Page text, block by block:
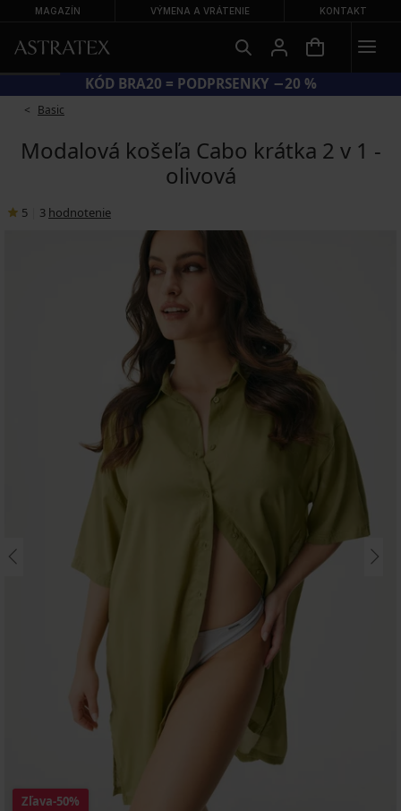
MAGAZÍN VÝMENA A VRÁTENIE KONTAKT
KÓD BRA20 = PODPRSENKY −20 %
Basic
Modalová košeľa Cabo krátka 2 v 1 -
olivová
5 3 hodnotenie
Zľava-50%